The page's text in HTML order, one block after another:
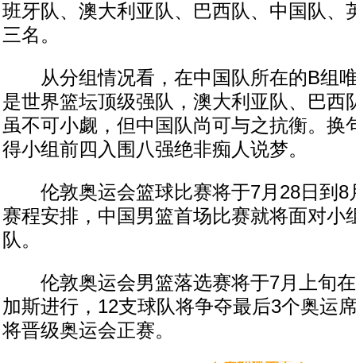
班牙队、澳大利亚队、巴西队、中国队、
三名。
从分组情况看，在中国队所在的B组
是世界篮坛顶级强队，澳大利亚队、巴西
虽不可小觑，但中国队尚可与之抗衡。换
得小组前四入围八强绝非痴人说梦。
伦敦奥运会篮球比赛将于7月28日到8
赛程安排，中国男篮首场比赛就将面对小
队。
伦敦奥运会男篮落选赛将于7月上旬在
加斯进行，12支球队将争夺最后3个奥运
将晋级奥运会正赛。